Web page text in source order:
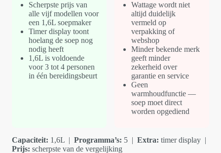
Scherpste prijs van
alle vijf modellen voor
een 1,6L soepmaker
Timer display toont
hoelang de soep nog
nodig heeft
1,6L is voldoende
voor 3 tot 4 personen
in één bereidingsbeurt
Wattage wordt niet
altijd duidelijk
vermeld op
verpakking of
webshop
Minder bekende merk
geeft minder
zekerheid over
garantie en service
Geen
warmhoudfunctie —
soep moet direct
worden opgediend
Capaciteit: 1,6L | Programma’s: 5 | Extra: timer display |
Prijs: scherpste van de vergelijking